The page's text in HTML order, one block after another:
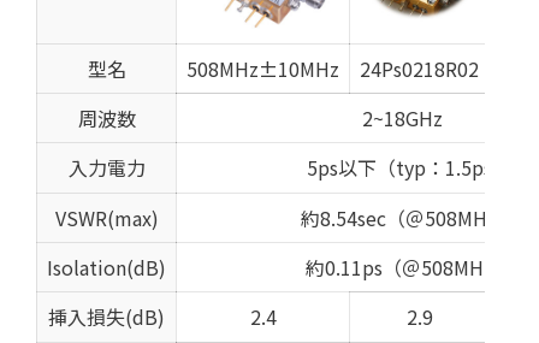
型名 508MHz±10MHz 24Ps0218R02
周波数
2~18GHz
入力電力
5ps以下（typ：1.5ps)
VSWR(max)
約8.54sec（＠508MHz)
Isolation(dB)
約0.11ps（＠508MHz)
挿入損失(dB)
2.4 2.9